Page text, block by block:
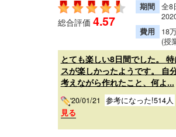
総合評価 4.57
期間
全8
費用
18
(授
とても楽しい8日間でした。
スが楽しかったようです。 自
考えながら作れたこと、何よ...
'20/01/21 参考になった!514人
見る